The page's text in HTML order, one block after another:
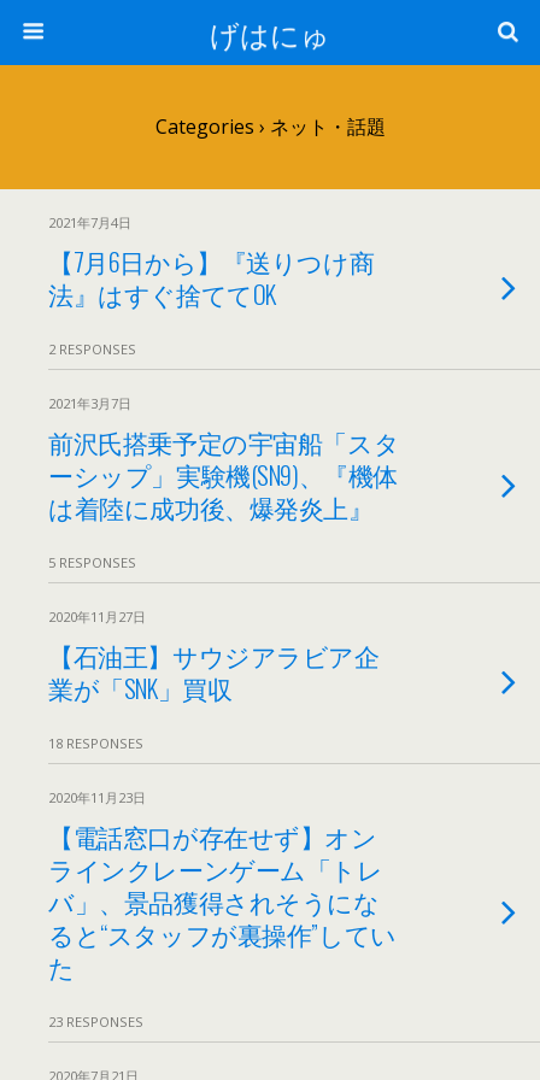
げはにゅ
Categories › ネット・話題
2021年7月4日
【7月6日から】『送りつけ商
法』はすぐ捨ててOK
2 RESPONSES
2021年3月7日
前沢氏搭乗予定の宇宙船「スタ
ーシップ」実験機(SN9)、『機体
は着陸に成功後、爆発炎上』
5 RESPONSES
2020年11月27日
【石油王】サウジアラビア企
業が「SNK」買収
18 RESPONSES
2020年11月23日
【電話窓口が存在せず】オン
ラインクレーンゲーム「トレ
バ」、景品獲得されそうにな
ると“スタッフが裏操作”してい
た
23 RESPONSES
2020年7月21日